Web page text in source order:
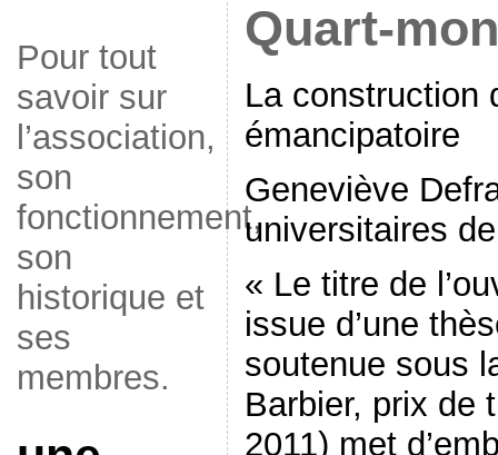
Pour tout
savoir sur
l’association,
son
fonctionnement,
son
historique et
ses
membres.
Quart-
La construction
émancipatoire
Geneviève
universitaires
« Le titre de
issue d’une
soutenue sous
Barbier, prix de
2011) met